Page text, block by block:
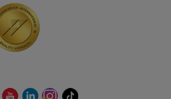
EsteEsteEste Enlace